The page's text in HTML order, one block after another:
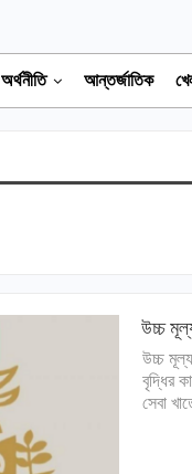
অর্থনীতি আন্তর্জাতিক
উচ্চ
উচ্চ
বৃদ্ধির
সেবা